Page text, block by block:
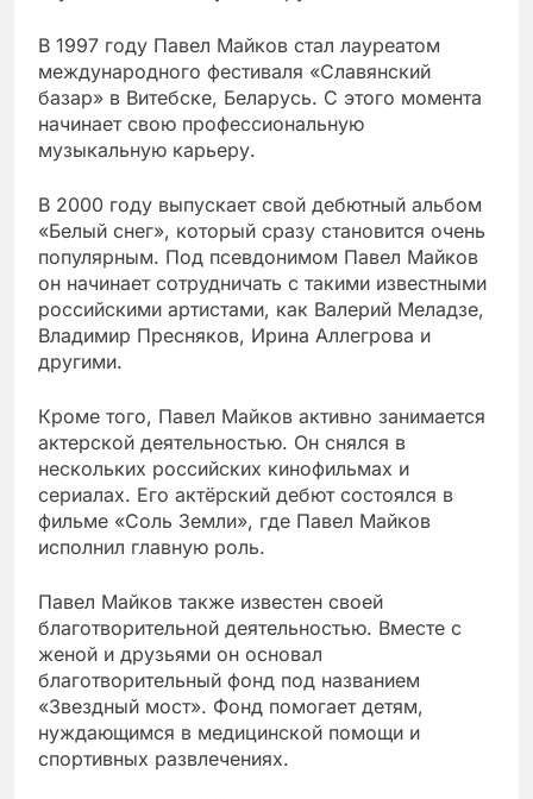
В 1997 году Павел Майков стал лауреатом
международного фестиваля «Славянский
базар» в Витебске, Беларусь. С этого момента
начинает свою профессиональную
музыкальную карьеру.
В 2000 году выпускает свой дебютный альбом
«Белый снег», который сразу становится очень
популярным. Под псевдонимом Павел Майков
он начинает сотрудничать с такими известными
российскими артистами, как Валерий Меладзе,
Владимир Пресняков, Ирина Аллегрова и
другими.
Кроме того, Павел Майков активно занимается
актерской деятельностью. Он снялся в
нескольких российских кинофильмах и
сериалах. Его актёрский дебют состоялся в
фильме «Соль Земли», где Павел Майков
исполнил главную роль.
Павел Майков также известен своей
благотворительной деятельностью. Вместе с
женой и друзьями он основал
благотворительный фонд под названием
«Звездный мост». Фонд помогает детям,
нуждающимся в медицинской помощи и
спортивных развлечениях.